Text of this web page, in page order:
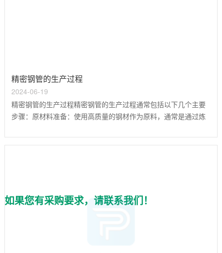
如果您有采购要求，请联系我们！
精密钢管的生产过程
2024-06-19
精密钢管的生产过程精密钢管的生产过程通常包括以下几个主要
步骤：原材料准备：使用高质量的钢材作为原料，通常是通过炼
料经过冷拔或冷轧，以减小直径和提高表面光洁度。这个步骤确